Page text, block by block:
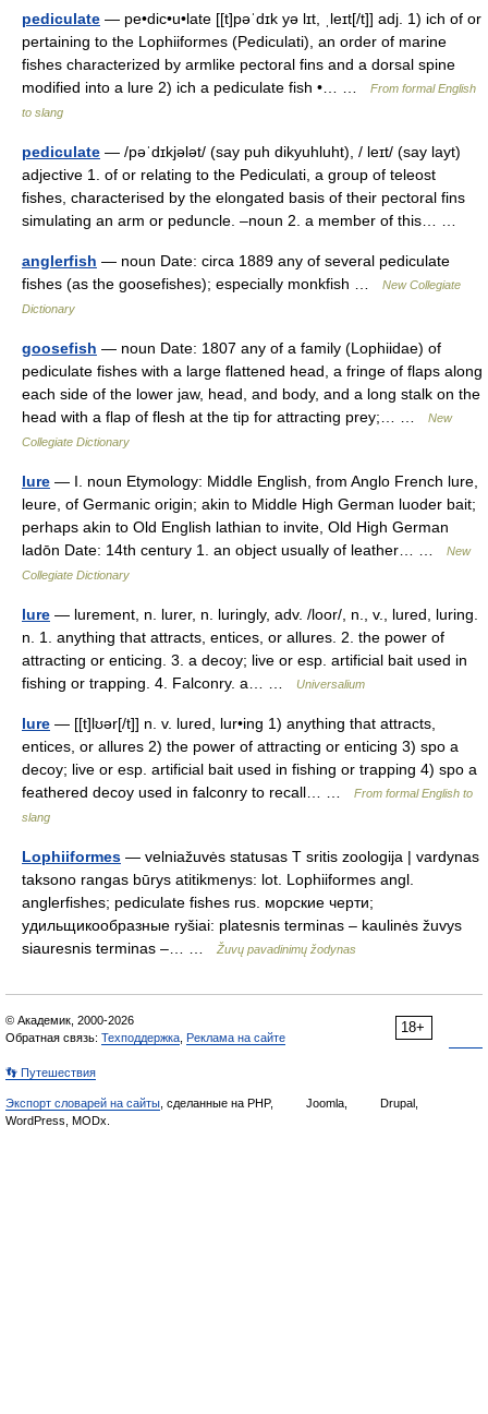
pediculate — pe•dic•u•late [[t]pəˈdɪk yə lɪt, ˌleɪt[/t]] adj. 1) ich of or
pertaining to the Lophiiformes (Pediculati), an order of marine
fishes characterized by armlike pectoral fins and a dorsal spine
modified into a lure 2) ich a pediculate fish •… …
From formal English
to slang
pediculate — /pəˈdɪkjələt/ (say puh dikyuhluht), / leɪt/ (say layt)
adjective 1. of or relating to the Pediculati, a group of teleost
fishes, characterised by the elongated basis of their pectoral fins
simulating an arm or peduncle. –noun 2. a member of this… …
anglerfish — noun Date: circa 1889 any of several pediculate
fishes (as the goosefishes); especially monkfish …
New Collegiate
Dictionary
goosefish — noun Date: 1807 any of a family (Lophiidae) of
pediculate fishes with a large flattened head, a fringe of flaps along
each side of the lower jaw, head, and body, and a long stalk on the
head with a flap of flesh at the tip for attracting prey;… …
New
Collegiate Dictionary
lure — I. noun Etymology: Middle English, from Anglo French lure,
leure, of Germanic origin; akin to Middle High German luoder bait;
perhaps akin to Old English lathian to invite, Old High German
ladōn Date: 14th century 1. an object usually of leather… …
New
Collegiate Dictionary
lure — lurement, n. lurer, n. luringly, adv. /loor/, n., v., lured, luring.
n. 1. anything that attracts, entices, or allures. 2. the power of
attracting or enticing. 3. a decoy; live or esp. artificial bait used in
fishing or trapping. 4. Falconry. a… …
Universalium
lure — [[t]lʊər[/t]] n. v. lured, lur•ing 1) anything that attracts,
entices, or allures 2) the power of attracting or enticing 3) spo a
decoy; live or esp. artificial bait used in fishing or trapping 4) spo a
feathered decoy used in falconry to recall… …
From formal English to
slang
Lophiiformes — velniažuvės statusas T sritis zoologija | vardynas
taksono rangas būrys atitikmenys: lot. Lophiiformes angl.
anglerfishes; pediculate fishes rus. морские черти;
удильщикообразные ryšiai: platesnis terminas – kaulinės žuvys
siauresnis terminas –… …
Žuvų pavadinimų žodynas
18+
© Академик, 2000-2026
Обратная связь: Техподдержка Реклама на сайте
👣 Путешествия
Экспорт словарей на сайты , сделанные на PHP, Joomla,
Drupal,
WordPress, MODx.